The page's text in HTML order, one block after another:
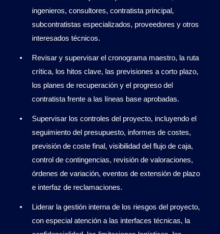
ingenieros, consultores, contratista principal,
subcontratistas especializados, proveedores y otros
interesados técnicos.
Revisar y supervisar el cronograma maestro, la ruta
crítica, los hitos clave, las previsiones a corto plazo,
los planes de recuperación y el progreso del
contratista frente a las líneas base aprobadas.
Supervisar los controles del proyecto, incluyendo el
seguimiento del presupuesto, informes de costes,
previsión de coste final, visibilidad del flujo de caja,
control de contingencias, revisión de valoraciones,
órdenes de variación, eventos de extensión de plazo
e interfaz de reclamaciones.
Liderar la gestión interna de los riesgos del proyecto,
con especial atención a las interfaces técnicas, la